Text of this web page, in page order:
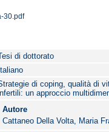
30.pdf
di dottorato
Italiano
di coping, qualità di
un approccio
Autore
Cattaneo Della Volta, Maria